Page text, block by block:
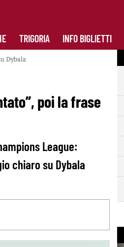
TRIGORIA INFO BIGLIETTI
Dybala
poi la frase
League:
chiaro su Dybala